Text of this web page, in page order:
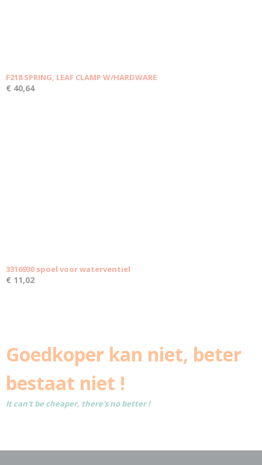
F218 SPRING, LEAF CLAMP W/HARDWARE
€ 40,64
3316930 spoel voor waterventiel
€ 11,02
Goedkoper kan niet, beter
bestaat niet !
It can't be cheaper, there's no better !